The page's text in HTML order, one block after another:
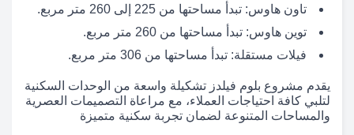
تاون هاوس: تبدأ مساحتها من 225 إلى 260 متر مربع.
توين هاوس: تبدأ مساحتها من 260 متر مربع.
فيلات مستقلة: تبدأ مساحتها من 306 متر مربع.
يقدم مشروع بلوم فيلدز تشكيلة واسعة من الوحدات السكنية
لتلبي كافة احتياجات العملاء، مع مراعاة التصميمات العصرية
والمساحات المتنوعة لضمان تجربة سكنية متميزة